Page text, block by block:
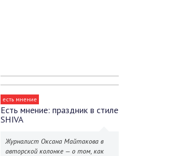
есть мнение
Есть мнение: праздник в стиле
SHIVA
Журналист Оксана Майтакова в
авторской колонке — о том, как